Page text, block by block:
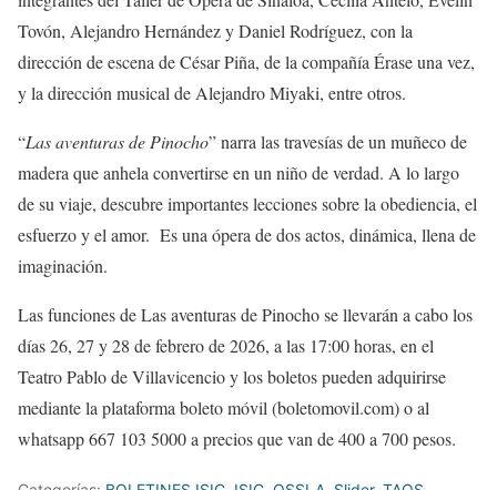
Tovón, Alejandro Hernández y Daniel Rodríguez, con la
dirección de escena de César Piña, de la compañía Érase una vez,
y la dirección musical de Alejandro Miyaki, entre otros.
“Las aventuras de Pinocho” narra las travesías de un muñeco de
madera que anhela convertirse en un niño de verdad. A lo largo
de su viaje, descubre importantes lecciones sobre la obediencia, el
esfuerzo y el amor. Es una ópera de dos actos, dinámica, llena de
imaginación.
Las funciones de Las aventuras de Pinocho se llevarán a cabo los
días 26, 27 y 28 de febrero de 2026, a las 17:00 horas, en el
Teatro Pablo de Villavicencio y los boletos pueden adquirirse
mediante la plataforma boleto móvil (boletomovil.com) o al
whatsapp 667 103 5000 a precios que van de 400 a 700 pesos.